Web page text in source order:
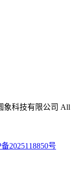
象科技有限公司 All
2025118850号